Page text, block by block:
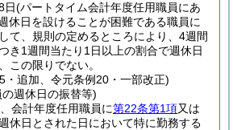
日(パートタイム会計年度任用職員にあ
休日を設けることが困難である職員に
て、規則の定めるところにより、4週間
き1週間当たり1日以上の割合で週休日
この限りでない。
・追加、令元条例20・一部改正)
週休日の振替等)
会計年度任用職員に第22条第1項又は
休日とされた日において特に勤務する